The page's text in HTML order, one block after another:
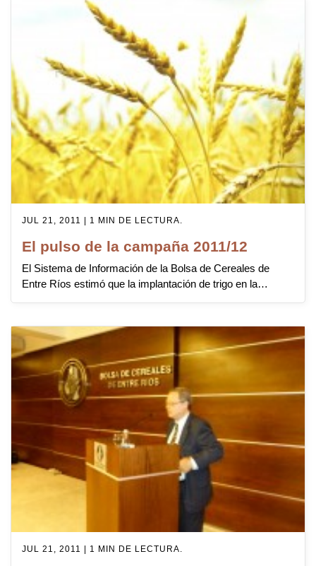
JUL 21, 2011 | 1 MIN DE LECTURA.
El pulso de la campaña 2011/12
El Sistema de Información de la Bolsa de Cereales de
Entre Ríos estimó que la implantación de trigo en la…
JUL 21, 2011 | 1 MIN DE LECTURA.